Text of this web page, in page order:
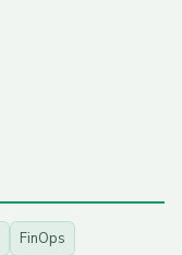
FinOps